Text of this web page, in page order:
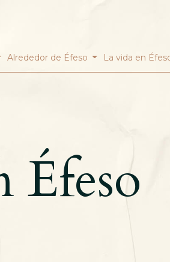
Alrededor de Éfeso La vida en
Éfeso